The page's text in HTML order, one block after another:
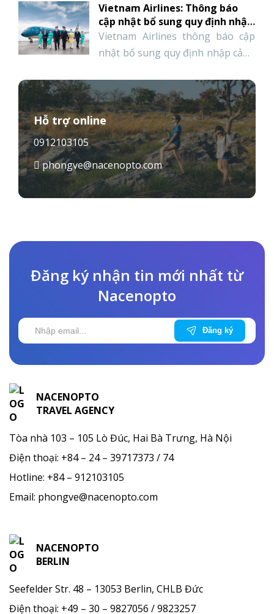
tin mới nhất vui lòng theo dõi bài
viết trên nac-travel.vn
Vietnam Airlines: Thông báo
cập nhật bổ sung quy định nhập
cảnh vào Anh Và Nhật
Vietnam Airlines thông báo cập
nhật bổ sung quy định nhập cảnh
Nam đi Nhật từ tháng 12/2021
đến tháng 3/2022: CHẶNG BAY
SHCB NGÀY TRONG TUẦN GIỜ
BAY TÀU HAN-NRT VN310 Thứ 5,
CN hàng tuần 00:30 – 07:45 A350
SGN-NRT VN300 Thứ 3 hàng
tuần 01:30 […]
Hỗ trợ online
0912103105
phongve@nacenopto.com
Đăng ký nhận tin mới nhất từ
Nacenopto
NACENOPTO
TRAVEL AGENCY
Tòa nhà 103 – 105 Lò Đúc, Hai Bà Trưng, Hà Nội
Điện thoại: +84 – 24 – 39717373 / 74
Hotline: +84 – 912103105
Email: phongve@nacenopto.com
NACENOPTO
BERLIN
Seefelder Str. 48 – 13053 Berlin, CHLB Đức
Điện thoại: +49 – 30 – 9827056 / 9823257